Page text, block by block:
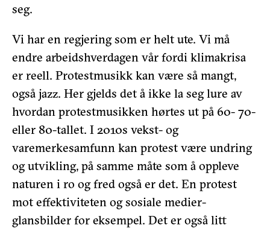
seg.
Vi har en regjering som er helt ute. Vi må
endre arbeidshverdagen vår fordi klimakrisa
er reell. Protestmusikk kan være så mangt,
også jazz. Her gjelds det å ikke la seg lure av
hvordan protestmusikken hørtes ut på 60- 70-
eller 80-tallet. I 2010s vekst- og
varemerkesamfunn kan protest være undring
og utvikling, på samme måte som å oppleve
naturen i ro og fred også er det. En protest
mot effektiviteten og sosiale medier-
glansbilder for eksempel. Det er også litt